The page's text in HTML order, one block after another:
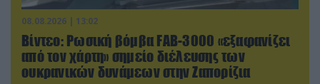
08.08.2026 | 13:02
Βίντεο: Ρωσική βόμβα FAB-3000 «εξαφανίζει
από τον χάρτη» σημείο διέλευσης των
ουκρανικών δυνάμεων στην Ζαπορίζια